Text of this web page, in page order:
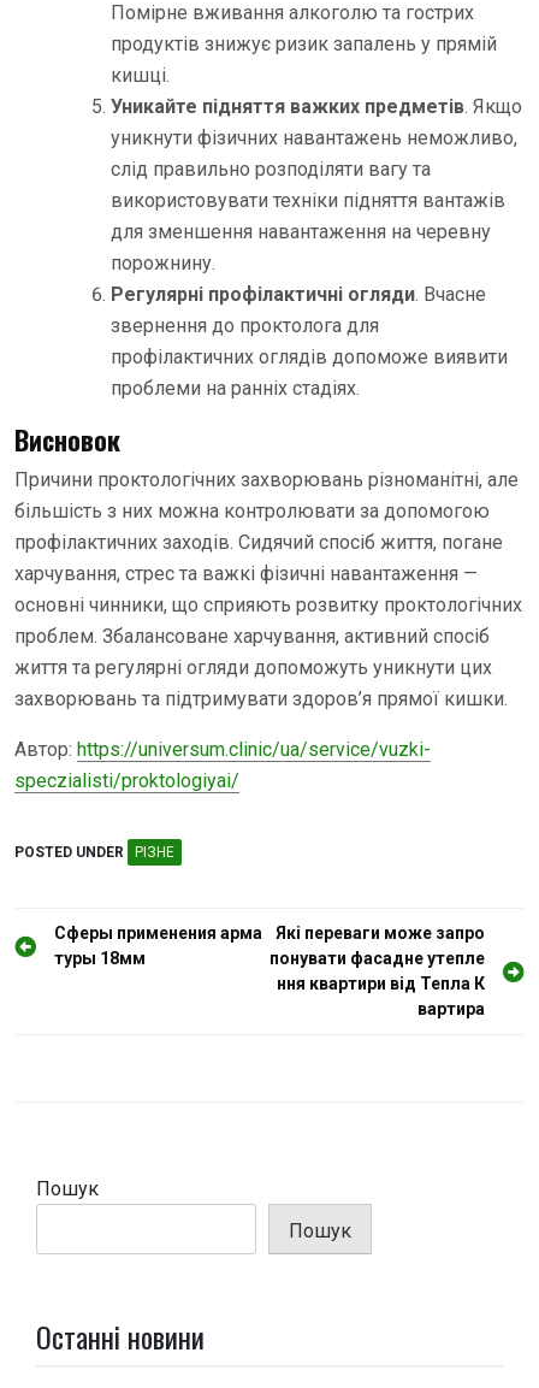
Помірне вживання алкоголю та гострих
продуктів знижує ризик запалень у прямій
кишці.
Уникайте підняття важких предметів. Якщо
уникнути фізичних навантажень неможливо,
слід правильно розподіляти вагу та
використовувати техніки підняття вантажів
для зменшення навантаження на черевну
порожнину.
Регулярні профілактичні огляди. Вчасне
звернення до проктолога для
профілактичних оглядів допоможе виявити
проблеми на ранніх стадіях.
Висновок
Причини проктологічних захворювань різноманітні, але
більшість з них можна контролювати за допомогою
профілактичних заходів. Сидячий спосіб життя, погане
харчування, стрес та важкі фізичні навантаження —
основні чинники, що сприяють розвитку проктологічних
проблем. Збалансоване харчування, активний спосіб
життя та регулярні огляди допоможуть уникнути цих
захворювань та підтримувати здоров’я прямої кишки.
Автор: https://universum.clinic/ua/service/vuzki-
speczialisti/proktologiyai/
POSTED UNDER РІЗНЕ
Н
Сферы применения арма
туры 18мм
Які переваги може запро
понувати фасадне утепле
ння квартири від Тепла К
вартира
Пошук
Пошук
Останні новини